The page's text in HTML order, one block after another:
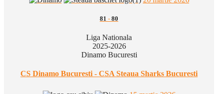
81 - 80
Liga Nationala
2025-2026
Dinamo Bucuresti
CS Dinamo Bucuresti - CSA Steaua Sharks Bucuresti